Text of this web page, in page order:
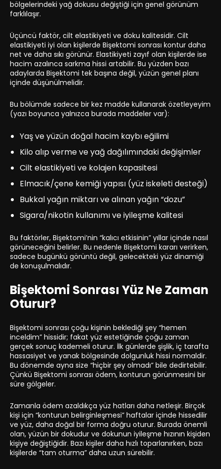
bölgelerindeki yağ dokusu değiştiği için genel görünüm
farklılaşır.
Üçüncü faktör, cilt elastikiyeti ve doku kalitesidir. Cilt
elastikiyeti iyi olan kişilerde Bişektomi sonrası kontur daha
net ve daha sıkı görünür. Elastikiyeti zayıf olan kişilerde ise
hacim azalınca sarkma hissi artabilir. Bu yüzden bazı
adaylarda Bişektomi tek başına değil, yüzün genel planı
içinde düşünülmelidir.
Bu bölümde sadece bir kez madde kullanarak özetleyeyim
(yazı boyunca yalnızca burada maddeler var):
Yaş ve yüzün doğal hacim kaybı eğilimi
Kilo alıp verme ve yağ dağılımındaki değişimler
Cilt elastikiyeti ve kolajen kapasitesi
Elmacık/çene kemiği yapısı (yüz iskeleti desteği)
Bukkal yağın miktarı ve alınan yağın “dozu”
Sigara/nikotin kullanımı ve iyileşme kalitesi
Bu faktörler, Bişektomi’nin “kalıcı etkisinin” yıllar içinde nasıl
görüneceğini belirler. Bu nedenle Bişektomi kararı verirken,
sadece bugünkü görüntü değil, gelecekteki yüz dinamiği
de konuşulmalıdır.
Bişektomi Sonrası Yüz Ne Zaman
Oturur?
Bişektomi sonrası çoğu kişinin beklediği şey “hemen
inceldim” hissidir; fakat yüz estetiğinde çoğu zaman
gerçek sonuç kademeli oturur. İlk günlerde şişlik, iç tarafta
hassasiyet ve yanak bölgesinde dolgunluk hissi normaldir.
Bu dönemde ayna size “hiçbir şey olmadı” bile dedirtebilir.
Çünkü Bişektomi sonrası ödem, konturun görünmesini bir
süre gölgeler.
Zamanla ödem azaldıkça yüz hatları daha netleşir. Birçok
kişi için “konturun belirginleşmesi” haftalar içinde hissedilir
ve yüz, daha doğal bir forma doğru oturur. Burada önemli
olan, yüzün bir dokudur ve dokunun iyileşme hızının kişiden
kişiye değiştiğidir. Bazı kişiler daha hızlı toparlanırken, bazı
kişilerde “tam oturma” daha uzun sürebilir.